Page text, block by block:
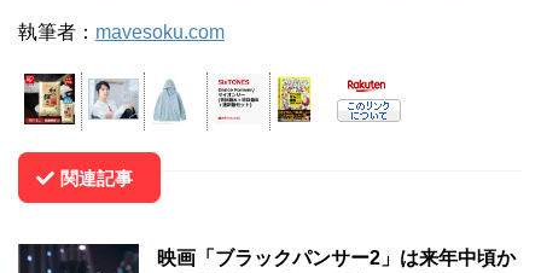
執筆者： mavesoku.com
関連記事
映画「ブラックパンサー2」は来年中頃か